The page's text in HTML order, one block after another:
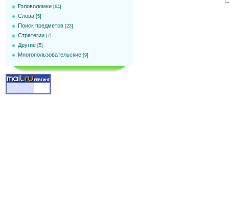
Головоломки [64]
Слова [5]
Поиск предметов [23]
Стратегии [7]
Другие [5]
Многопользовательские [9]